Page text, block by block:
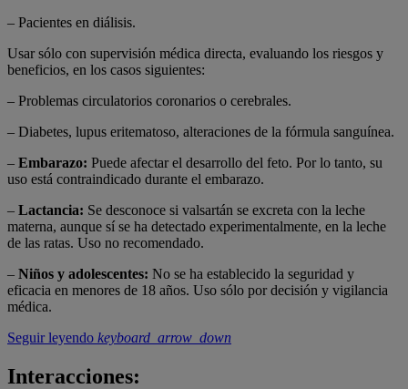
– Pacientes en diálisis.
Usar sólo con supervisión médica directa, evaluando los riesgos y
beneficios, en los casos siguientes:
– Problemas circulatorios coronarios o cerebrales.
– Diabetes, lupus eritematoso, alteraciones de la fórmula sanguínea.
– Embarazo: Puede afectar el desarrollo del feto. Por lo tanto, su
uso está contraindicado durante el embarazo.
– Lactancia: Se desconoce si valsartán se excreta con la leche
materna, aunque sí se ha detectado experimentalmente, en la leche
de las ratas. Uso no recomendado.
– Niños y adolescentes: No se ha establecido la seguridad y
eficacia en menores de 18 años. Uso sólo por decisión y vigilancia
médica.
Seguir leyendo keyboard_arrow_down
Interacciones: